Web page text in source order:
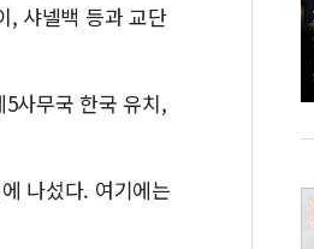
, 샤넬백 등과 교단
사무국 한국 유치,
나섰다. 여기에는